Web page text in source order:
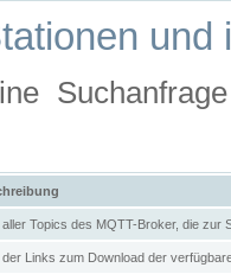
und
aller Topics des MQTT-Broker, die zur
der Links zum Download der